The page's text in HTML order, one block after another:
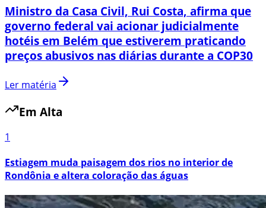
Ministro da Casa Civil, Rui Costa, afirma que
governo federal vai acionar judicialmente
hotéis em Belém que estiverem praticando
preços abusivos nas diárias durante a COP30
Ler matéria
Em Alta
1
Estiagem muda paisagem dos rios no interior de
Rondônia e altera coloração das águas